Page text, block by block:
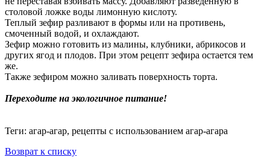
столовой ложке воды лимонную кислоту.
Теплый зефир разливают в формы или на противень,
смоченный водой, и охлаждают.
Зефир можно готовить из малины, клубники, абрикосов и
других ягод и плодов. При этом рецепт зефира остается тем
же.
Также зефиром можно заливать поверхность торта.
Переходите на экологичное питание!
Теги: агар-агар, рецепты с использованием агар-агара
Возврат к списку